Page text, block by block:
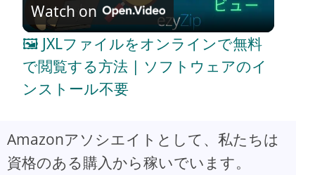
l
a
V
Watch on
🖼️ JXLファイルをオンラインで無料
で閲覧する方法 | ソフトウェアのイ
ンストール不要
Amazonアソシエイトとして、私たちは
資格のある購入から稼いでいます。